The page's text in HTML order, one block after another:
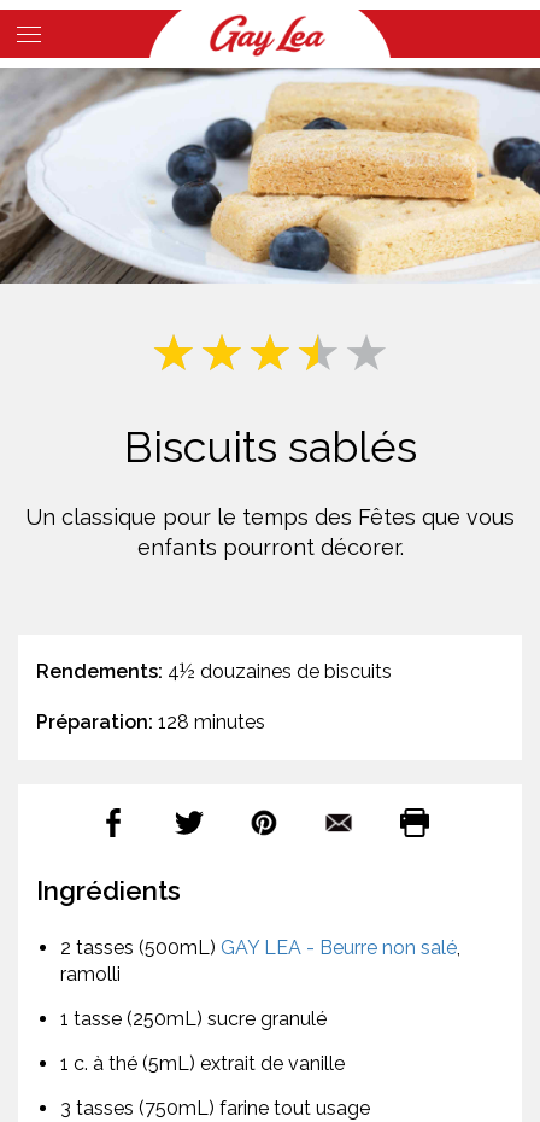
Skip
to
content
Content
Biscuits sablés
Un classique pour le temps des Fêtes que vous
enfants pourront décorer.
Rendements: 4½ douzaines de biscuits
Préparation: 128 minutes
Ingrédients
2 tasses (500mL) GAY LEA - Beurre non salé,
ramolli
1 tasse (250mL) sucre granulé
1 c. à thé (5mL) extrait de vanille
3 tasses (750mL) farine tout usage